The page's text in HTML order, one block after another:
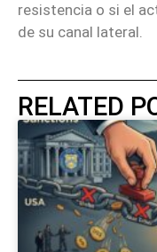
resistencia o si el
de su canal lateral.
RELATED